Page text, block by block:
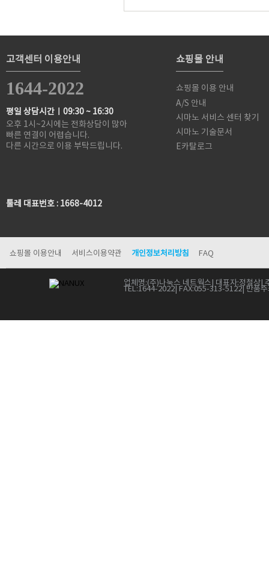
고객센터 이용안내
1644-2022
평일 상담시간ㅣ09:30 ~ 16:30
오후 1시~2시에는 전화상담이 많아
빠른 연결이 어렵습니다.
다른 시간으로 이용 부탁드립니다.
툴레 대표번호 : 1668-4012
쇼핑몰 안내
쇼핑몰 이용 안내
A/S 안내
시마노 서비스 센터 찾기
시마노 기술문서
E카탈로그
쇼핑몰 이용안내 서비스이용약관 개인정보처리방침 FAQ
업체명:(주)나눅스 네트웍스 | 대표자:정철상|
TEL:1644-2022 | FAX:055-313-5122 | 반품